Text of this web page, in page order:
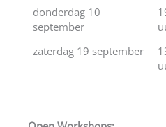
donderdag 10
september
zaterdag 19 september